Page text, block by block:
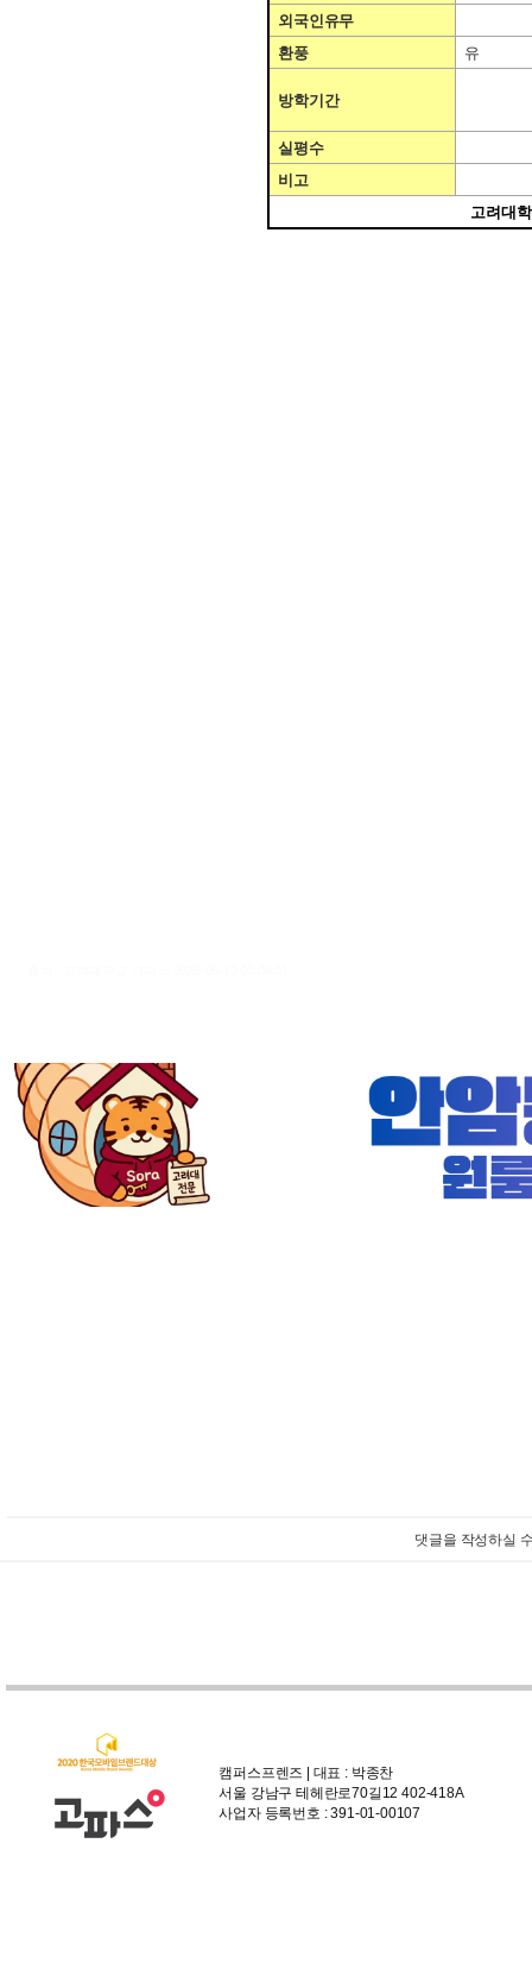
외국인유무
환풍
유
방학기간
실평수
비고
고려대
댓글을 작성하실
캠퍼스프렌즈 | 대표 : 박종찬
서울 강남구 테헤란로70길12 402-418A
사업자 등록번호 : 391-01-00107